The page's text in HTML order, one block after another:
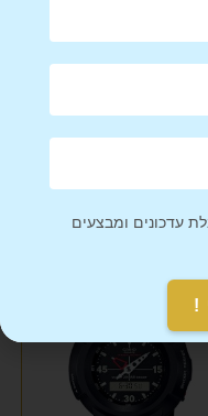
עדכונים ומבצעים
!